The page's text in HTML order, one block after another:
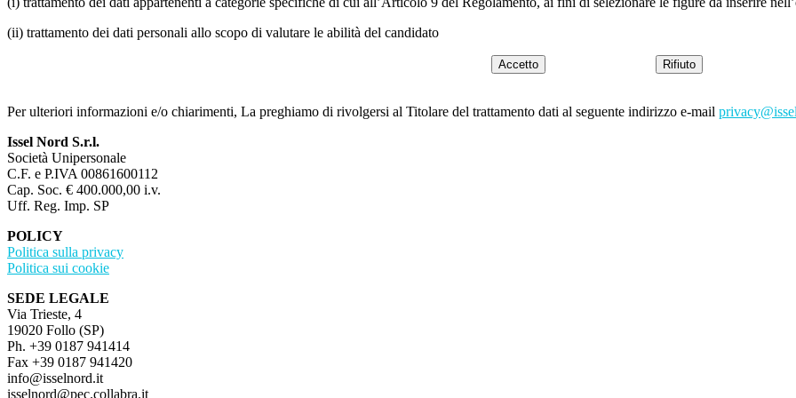
(ii) trattamento dei dati personali allo scopo di valutare le abilità del candidato
Accetto Rifiuto
Per ulteriori informazioni e/o chiarimenti, La preghiamo di rivolgersi al Titolare del trattamento dati al seguente indirizzo e-mail
Issel Nord S.r.l.
Società Unipersonale
C.F. e P.IVA 00861600112
Cap. Soc. € 400.000,00 i.v.
Uff. Reg. Imp. SP
POLICY
Politica sulla privacy
Politica sui cookie
SEDE LEGALE
Via Trieste, 4
19020 Follo (SP)
Ph. +39 0187 941414
Fax +39 0187 941420
info@isselnord.it
isselnord@pec.collabra.it